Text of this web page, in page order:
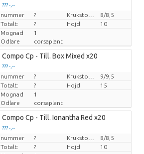
??? -,--
Pris per enhet
nummer ?
8/8,5
Totalt:
? Höjd
10
Mognad
1
Odlare
corsaplant
Compo Cp - Till. Box Mixed x20
??? -,--
Pris per enhet
nummer ?
9/9,5
Totalt:
? Höjd
15
Mognad
1
Odlare
corsaplant
Compo Cp - Till. Ionantha Red x20
??? -,--
Pris per enhet
nummer ?
8/8,5
Totalt:
? Höjd
10